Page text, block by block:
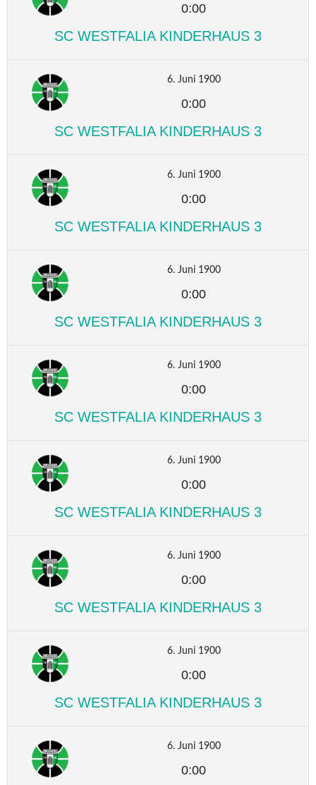
0:00
SC WESTFALIA KINDERHAUS 3
6. Juni 1900
0:00
SC WESTFALIA KINDERHAUS 3
6. Juni 1900
0:00
SC WESTFALIA KINDERHAUS 3
6. Juni 1900
0:00
SC WESTFALIA KINDERHAUS 3
6. Juni 1900
0:00
SC WESTFALIA KINDERHAUS 3
6. Juni 1900
0:00
SC WESTFALIA KINDERHAUS 3
6. Juni 1900
0:00
SC WESTFALIA KINDERHAUS 3
6. Juni 1900
0:00
SC WESTFALIA KINDERHAUS 3
6. Juni 1900
0:00